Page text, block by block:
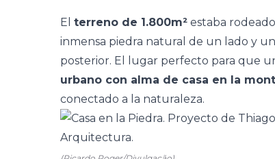
El terreno de 1.800m² estaba
inmensa piedra natural de un lado y
posterior. El lugar perfecto para que
urbano con alma de casa en la
conectado a la naturaleza.